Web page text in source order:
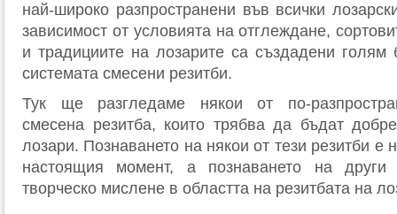
най-широко разпространени във всички
зависимост от условията на отглеждане,
и традициите на лозарите са създадени
системата смесени резитби.
Тук ще разгледаме някои от по-
смесена резитба, които трябва да бъдат
лозари. Познаването на някои от тези резитби е
настоящия момент, а познаването на други
творческо мислене в областта на резитбата на